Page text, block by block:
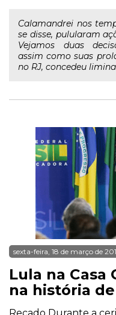
Calamandrei nos
se disse, pulularam
Vejamos duas
assim como suas
no RJ, concedeu
sexta-feira, 18 de março de
Lula na Casa
na história